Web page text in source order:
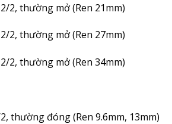
2, thường mở (Ren 21mm)
2, thường mở (Ren 27mm)
2, thường mở (Ren 34mm)
thường đóng (Ren 9.6mm, 13mm)